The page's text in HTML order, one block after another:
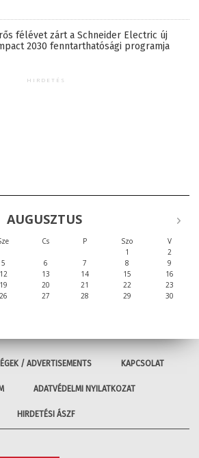
félévet zárt a Schneider Electric új
2030 fenntarthatósági programja
HIRDETÉS
AUGUSZTUS
Cs P Szo
V
1
2
5 6 7 8
9
12 13 14 15
16
19 20 21 22
23
26 27 28 29
30
/ ADVERTISEMENTS KAPCSOLAT
ADATVÉDELMI NYILATKOZAT
HIRDETÉSI ÁSZF